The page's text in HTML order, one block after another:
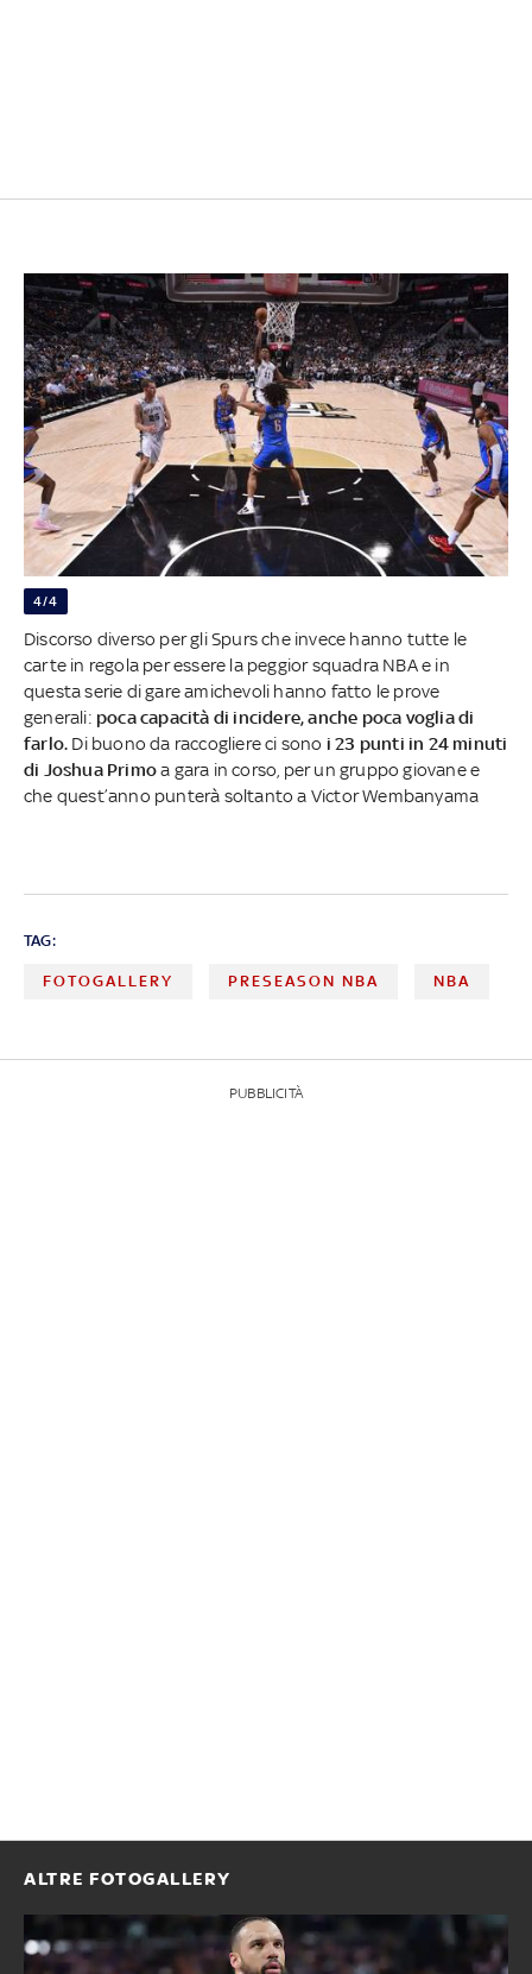
4/4
Discorso diverso per gli Spurs che invece hanno tutte le
carte in regola per essere la peggior squadra NBA e in
questa serie di gare amichevoli hanno fatto le prove
generali: poca capacità di incidere, anche poca voglia di
farlo. Di buono da raccogliere ci sono i 23 punti in 24 minuti
di Joshua Primoa gara in corso, per un gruppo giovane e
che quest’anno punterà soltanto a Victor Wembanyama
TAG:
FOTOGALLERY PRESEASON NBA NBA
PUBBLICITÀ
ALTRE FOTOGALLERY